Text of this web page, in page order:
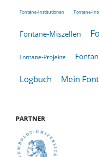
Fontane-Institutionen Fontane-
Fontane-Miszellen
Fontane-Projekte
Logbuch Mein
PARTNER